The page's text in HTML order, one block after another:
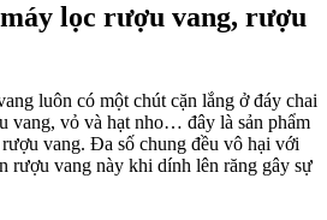
lọc rượu vang, rượu
luôn có một chút cặn lắng ở đáy chai
vang, vỏ và hạt nho… đây là sản phẩm
vang. Đa số chung đều vô hại với
rượu vang này khi dính lên răng gây sự